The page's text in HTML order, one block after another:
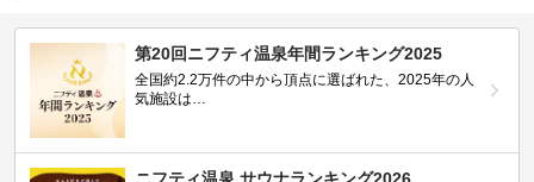
第20回ニフティ温泉年間ランキング2025
全国約2.2万件の中から頂点に選ばれた、2025年の人
気施設は…